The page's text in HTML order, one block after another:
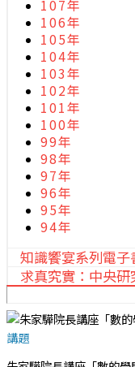
107年
106年
105年
104年
103年
102年
101年
100年
99年
98年
97年
96年
95年
94年
知識饗宴系列電子
求真究實：中央
講題